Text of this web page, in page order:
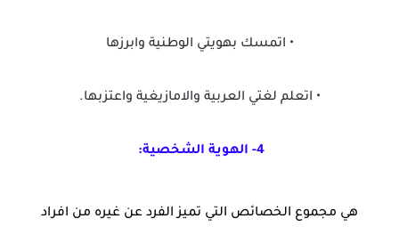
• اتمسك بهويتي الوطنية وابرزها
• اتعلم لغتي العربية والامازيغية واعتزبها.
4- الهوية الشخصية:
هي مجموع الخصائص التي تميز الفرد عن غيره من افراد